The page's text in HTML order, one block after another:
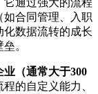
它通过强大的流程
如合同管理、入职
数据流转的成长
。
（通常大于300
的自定义能力、